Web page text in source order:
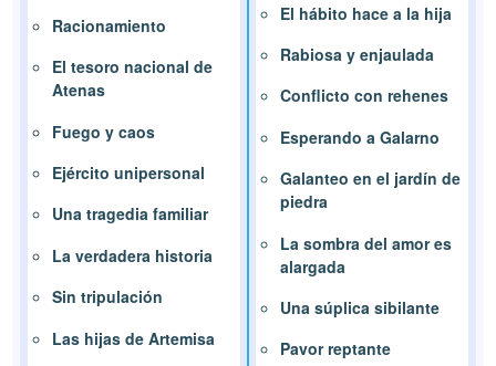
Racionamiento
El tesoro nacional de
Atenas
Fuego y caos
Ejército unipersonal
Una tragedia familiar
La verdadera historia
Sin tripulación
Las hijas de Artemisa
El hábito hace a la hija
Rabiosa y enjaulada
Conflicto con rehenes
Esperando a Galarno
Galanteo en el jardín de
piedra
La sombra del amor es
alargada
Una súplica sibilante
Pavor reptante